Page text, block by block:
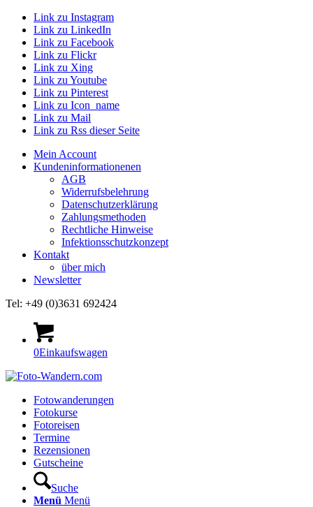
Link zu Instagram
Link zu LinkedIn
Link zu Facebook
Link zu Flickr
Link zu Xing
Link zu Youtube
Link zu Pinterest
Link zu Icon_name
Link zu Mail
Link zu Rss dieser Seite
Mein Account
Kundeninformationenen
AGB
Widerrufsbelehrung
Datenschutzerklärung
Zahlungsmethoden
Rechtliche Hinweise
Infektionsschutzkonzept
Kontakt
über mich
Newsletter
Tel: +49 (0)3631 692424
0Einkaufswagen
Fotowanderungen
Fotokurse
Fotoreisen
Termine
Rezensionen
Gutscheine
Suche
Menü Menü